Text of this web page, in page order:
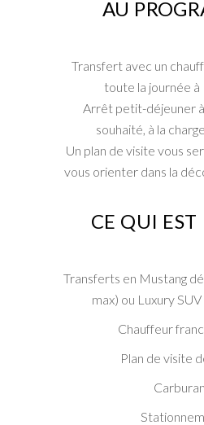
AU
Transfert avec un
toute la journée
Arrêt petit-déjeuner
souhaité, à la
Un plan de visite vous
vous orienter dans la
CE QUI
Transferts en Mustang
max) ou Luxury
Chauffeur
Plan de visite